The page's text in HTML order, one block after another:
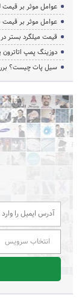
عوامل موثر بر قیمت
عوامل موثر بر
قیمت میلگرد بستر در
دوزینگ پمپ اتاترون
سیل پات چیست؟
انتخاب سرویس